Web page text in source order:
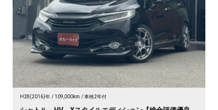
H28(2016)年 109,000km 車検2年付